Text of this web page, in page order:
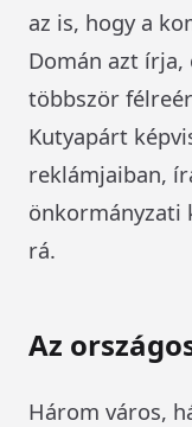
az is, hogy a
Domán azt
többször
Kutyapárt
reklámjaiban,
önkormányzati
rá.
Az
Három város,